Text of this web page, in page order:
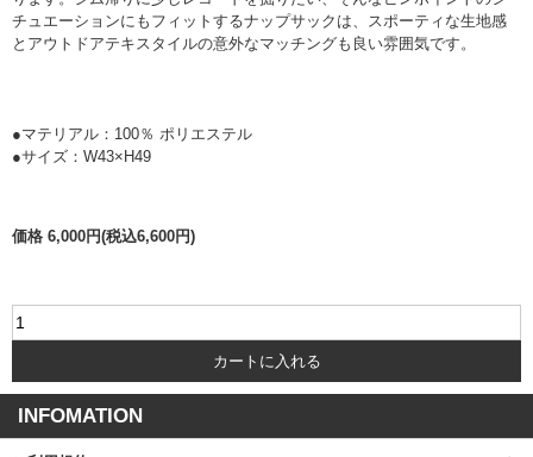
チュエーションにもフィットするナップサックは、スポーティな生地感
とアウトドアテキスタイルの意外なマッチングも良い雰囲気です。
●マテリアル：100％ ポリエステル
●サイズ：W43×H49
価格 6,000円(税込6,600円)
INFOMATION